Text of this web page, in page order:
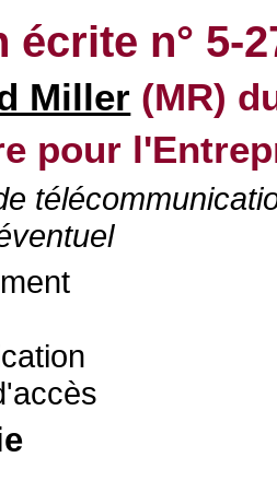
écrite n° 5-
Miller (MR)
pour